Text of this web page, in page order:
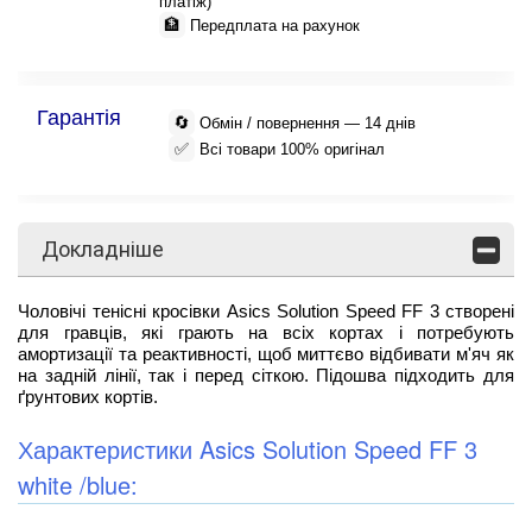
🏦 Передплата на рахунок
Гарантія 🔄 Обмін / повернення — 14 днів
✅ Всі товари 100% оригінал
Докладніше
Чоловічі тенісні кросівки Asics Solution Speed FF 3 створені
для гравців, які грають на всіх кортах і потребують
амортизації та реактивності, щоб миттєво відбивати м'яч як
на задній лінії, так і перед сіткою. Підошва підходить для
ґрунтових кортів.
Характеристики Asics Solution Speed FF 3
white /blue: